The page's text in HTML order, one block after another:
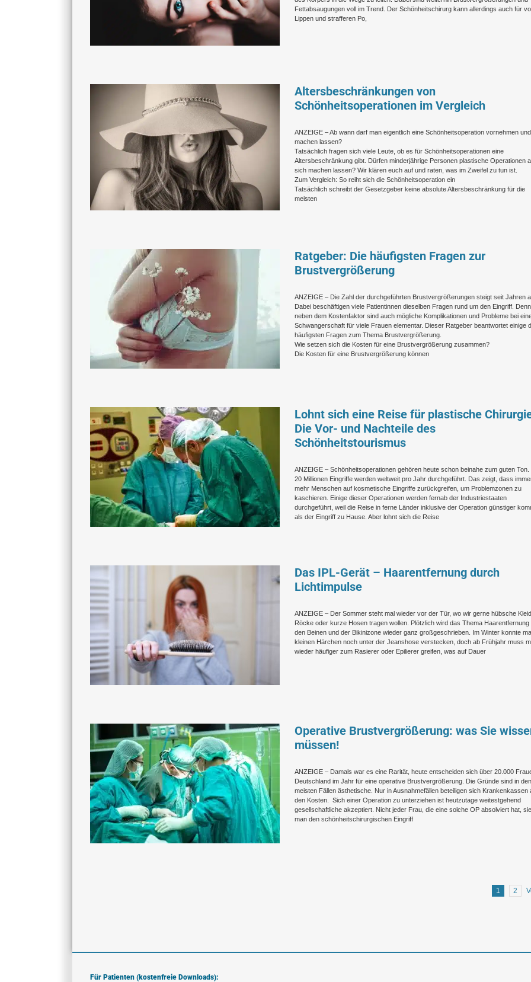
Fettabsaugungen voll im Trend. Der Schönheitschirurg kann allerdings auch für
Lippen und strafferen Po,
Altersbeschränkungen von
Schönheitsoperationen im Vergleich
ANZEIGE – Ab wann darf man eigentlich eine Schönheitsoperation vornehmen und
machen lassen?
Tatsächlich fragen sich viele Leute, ob es für Schönheitsoperationen eine
Altersbeschränkung gibt. Dürfen minderjährige Personen plastische Operationen
sich machen lassen? Wir klären euch auf und raten, was im Zweifel zu tun ist.
Zum Vergleich: So reiht sich die Schönheitsoperation ein
Tatsächlich schreibt der Gesetzgeber keine absolute Altersbeschränkung für die
meisten
Ratgeber: Die häufigsten Fragen zur
Brustvergrößerung
ANZEIGE – Die Zahl der durchgeführten Brustvergrößerungen steigt seit Jahren
Dabei beschäftigen viele Patientinnen dieselben Fragen rund um den Eingriff. Denn
neben dem Kostenfaktor sind auch mögliche Komplikationen und Probleme bei
Schwangerschaft für viele Frauen elementar. Dieser Ratgeber beantwortet einige
häufigsten Fragen zum Thema Brustvergrößerung.
Wie setzen sich die Kosten für eine Brustvergrößerung zusammen?
Die Kosten für eine Brustvergrößerung können
Lohnt sich eine Reise für plastische
Die Vor- und Nachteile des
Schönheitstourismus
ANZEIGE – Schönheitsoperationen gehören heute schon beinahe zum guten Ton.
20 Millionen Eingriffe werden weltweit pro Jahr durchgeführt. Das zeigt, dass
mehr Menschen auf kosmetische Eingriffe zurückgreifen, um Problemzonen zu
kaschieren. Einige dieser Operationen werden fernab der Industriestaaten
durchgeführt, weil die Reise in ferne Länder inklusive der Operation günstiger
als der Eingriff zu Hause. Aber lohnt sich die Reise
Das IPL-Gerät – Haarentfernung durch
Lichtimpulse
ANZEIGE – Der Sommer steht mal wieder vor der Tür, wo wir gerne hübsche
Röcke oder kurze Hosen tragen wollen. Plötzlich wird das Thema Haarentfernung
den Beinen und der Bikinizone wieder ganz großgeschrieben. Im Winter konnte
kleinen Härchen noch unter der Jeanshose verstecken, doch ab Frühjahr muss
wieder häufiger zum Rasierer oder Epilierer greifen, was auf Dauer
Operative Brustvergrößerung: was Sie
müssen!
ANZEIGE – Damals war es eine Rarität, heute entscheiden sich über 20.000
Deutschland im Jahr für eine operative Brustvergrößerung. Die Gründe sind in den
meisten Fällen ästhetische. Nur in Ausnahmefällen beteiligen sich Krankenkassen
den Kosten. Sich einer Operation zu unterziehen ist heutzutage weitestgehend
gesellschaftliche akzeptiert. Nicht jeder Frau, die eine solche OP absolviert hat,
man den schönheitschirurgischen Eingriff
1 2
Für Patienten (kostenfreie Downloads):